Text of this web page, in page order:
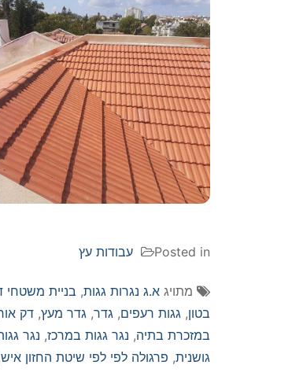
Posted in עבודות עץ
מתויג א.ג נגרות גגות, בניית משטחי
בטון, גגות רעפים, גדר, גדר מעץ, דק
במזכרת בתיה, נגר גגות במרכז, נגר
גושנית, פרגולה לפי לפי שיטת החזון איש